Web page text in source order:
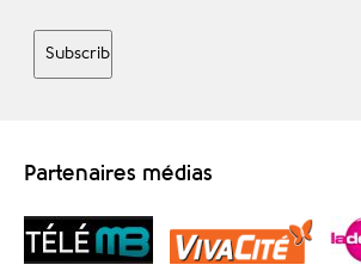
Partenaires médias